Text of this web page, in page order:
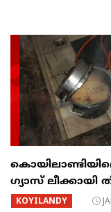
ഗ്യാസ് ലീക്കായി
KOYILANDY